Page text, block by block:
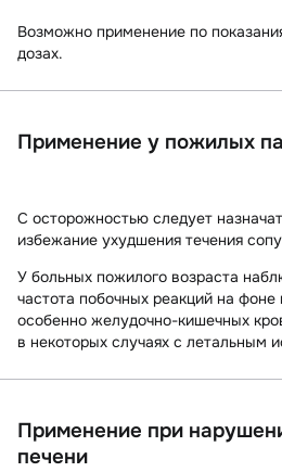
Возможно применение по
дозах.
Применение у пожилых
С осторожностью следует
избежание ухудшения течения
У больных пожилого возраста
частота побочных реакций на
особенно желудочно-кишечных
в некоторых случаях с летальным
Применение при
печени